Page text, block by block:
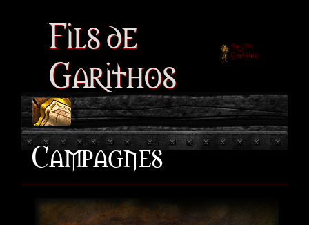
Fils de
Garithos
Campagnes